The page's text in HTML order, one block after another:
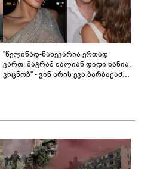
"წელიწად-ნახევარია ერთად
ვართ, მაგრამ ძალიან დიდი ხანია,
ვიცნობ" - ვინ არის ევა ბარბაქაძის